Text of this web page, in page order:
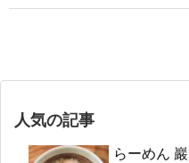
人気の記事
らーめん